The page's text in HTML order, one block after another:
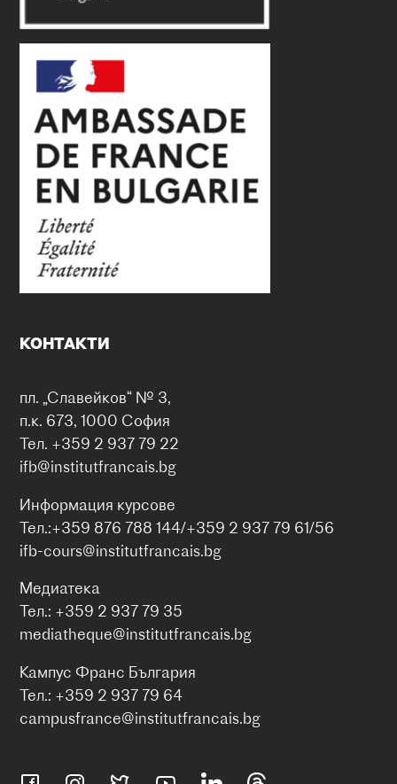
КОНТАКТИ
пл. „Славейков“ № 3,
п.к. 673, 1000 София
Тел. +359 2 937 79 22
ifb@institutfrancais.bg
Информация курсове
Тел.:+359 876 788 144/+359 2 937 79 61/56
ifb-cours@institutfrancais.bg
Медиатека
Тел.: +359 2 937 79 35
mediatheque@institutfrancais.bg
Кампус Франс България
Тел.: +359 2 937 79 64
campusfrance@institutfrancais.bg